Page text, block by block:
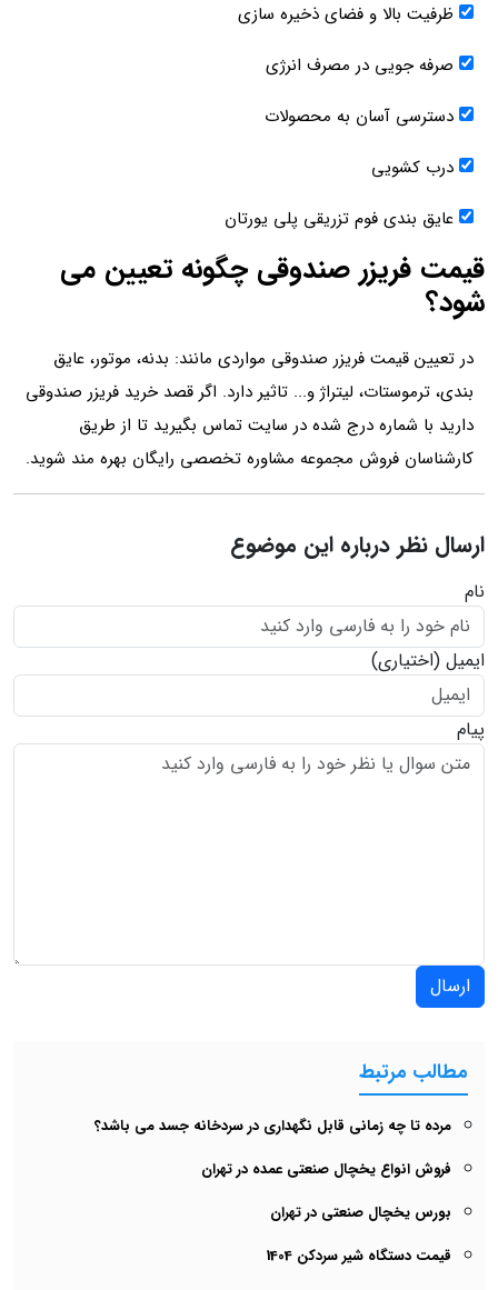
ظرفیت بالا و فضای ذخیره سازی
صرفه جویی در مصرف انرژی
دسترسی آسان به محصولات
درب کشویی
عایق بندی فوم تزریقی پلی یورتان
قیمت فریزر صندوقی چگونه تعیین می
شود؟
در تعیین قیمت فریزر صندوقی مواردی مانند: بدنه، موتور، عایق
بندی، ترموستات، لیتراژ و... تاثیر دارد. اگر قصد خرید فریزر صندوقی
دارید با شماره درج شده در سایت تماس بگیرید تا از طریق
کارشناسان فروش مجموعه مشاوره تخصصی رایگان بهره مند شوید.
ارسال نظر درباره این موضوع
نام
ایمیل (اختیاری)
پیام
ارسال
مطالب مرتبط
مرده تا چه زمانی قابل نگهداری در سردخانه جسد می باشد؟
فروش انواع یخچال صنعتی عمده در تهران
بورس یخچال صنعتی در تهران
قیمت دستگاه شیر سردکن 1404